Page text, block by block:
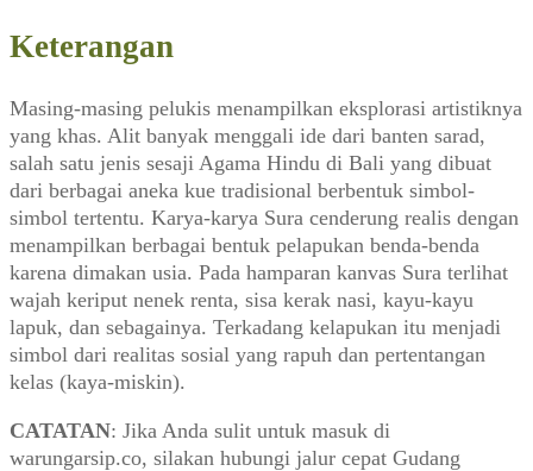
Art
Space
September
2009)
Keterangan
Masing-masing pelukis menampilkan eksplorasi artistiknya
yang khas. Alit banyak menggali ide dari banten sarad,
salah satu jenis sesaji Agama Hindu di Bali yang dibuat
dari berbagai aneka kue tradisional berbentuk simbol-
simbol tertentu. Karya-karya Sura cenderung realis dengan
menampilkan berbagai bentuk pelapukan benda-benda
karena dimakan usia. Pada hamparan kanvas Sura terlihat
wajah keriput nenek renta, sisa kerak nasi, kayu-kayu
lapuk, dan sebagainya. Terkadang kelapukan itu menjadi
simbol dari realitas sosial yang rapuh dan pertentangan
kelas (kaya-miskin).
CATATAN: Jika Anda sulit untuk masuk di
warungarsip.co, silakan hubungi jalur cepat Gudang